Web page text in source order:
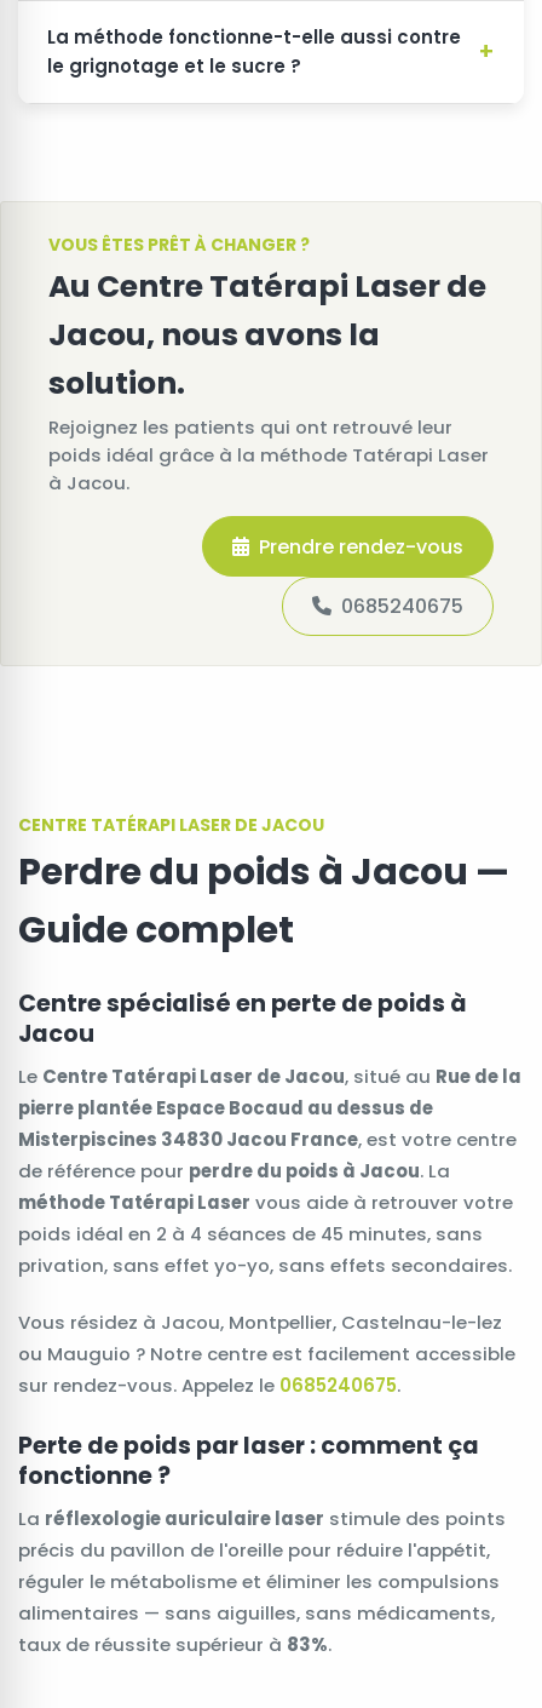
La méthode fonctionne-t-elle aussi contre
le grignotage et le sucre ?
VOUS ÊTES PRÊT À CHANGER ?
Au Centre Tatérapi Laser de
Jacou, nous avons la
solution.
Rejoignez les patients qui ont retrouvé leur
poids idéal grâce à la méthode Tatérapi Laser
à Jacou.
Prendre rendez-vous
0685240675
CENTRE TATÉRAPI LASER DE JACOU
Perdre du poids à Jacou —
Guide complet
Centre spécialisé en perte de poids à
Jacou
Le Centre Tatérapi Laser de Jacou, situé au Rue de la
pierre plantée Espace Bocaud au dessus de
Misterpiscines 34830 Jacou France, est votre centre
de référence pour perdre du poids à Jacou. La
méthode Tatérapi Laser vous aide à retrouver votre
poids idéal en 2 à 4 séances de 45 minutes, sans
privation, sans effet yo-yo, sans effets secondaires.
Vous résidez à Jacou, Montpellier, Castelnau-le-lez
ou Mauguio ? Notre centre est facilement accessible
sur rendez-vous. Appelez le 0685240675.
Perte de poids par laser : comment ça
fonctionne ?
La réflexologie auriculaire laser stimule des points
précis du pavillon de l'oreille pour réduire l'appétit,
réguler le métabolisme et éliminer les compulsions
alimentaires — sans aiguilles, sans médicaments,
taux de réussite supérieur à 83%.